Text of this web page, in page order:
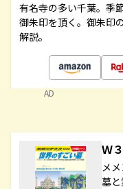
有名寺の多い千葉。季
御朱印を頂く。御朱印
解説。
AD
Ｗ
メ
墓